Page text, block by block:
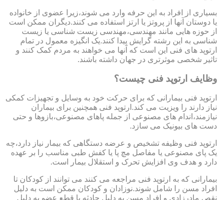
بسیاری از افراد به این حرفه وارد می شوند،زیرا عضوی از خانواده
یا دوستان آنها از پروتز یا ارتز استفاده می کنند.دیگران ممکن است
از حوزه هایی مانند مهندسی،مهندسی زیست شناسی یا زیست
شناسی به این رشته گرایش پیدا کنند.یک انگیزه معمول در تمام
ارتوپد های فنی این است که آنها می خواهند به مردم کمک کنند و
تاثیر شخصی موثرتری در جهان داشته باشند.
وظایف ارتوپد فنی چیست؟
ارتوپد فنی بیمارانی که برای حرکت خود به وسایل و تجهیزات کمکی
نیاز دارند را ویزیت می کند.ارتوپد فنی همچنین برای بیماران
نیازمند،اندام های مصنوعی از جمله پاهای مصنوعی،بازوها و حتی
دست های بیونیک می سازد.
ارتوپد فنی وظیفه تشخیص و عرضه دستگاهی که بیمار نیاز دارد،چه
یک پای مصنوعی یا مفاصل مچ پا یا کفش طبی مناسب را بر عهده
دارد و هدف وی افزایش تحرک و استقلال بیمار است.
بیمارانی که به ارتوپد فنی مراجعه می کنند می توانند از کودکان تا
افراد مسن را شامل شوند.نوزادان و کودکان ممکن است به دلیل
نقص مادرزادی و افراد مسن به دلیل حادثه یا قطع عضو به دلیل